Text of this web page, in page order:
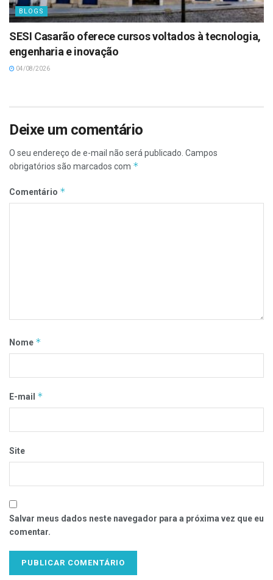
BLOGS
SESI Casarão oferece cursos voltados à tecnologia,
engenharia e inovação
04/08/2026
Deixe um comentário
O seu endereço de e-mail não será publicado. Campos
obrigatórios são marcados com *
Comentário *
Nome *
E-mail *
Site
Salvar meus dados neste navegador para a próxima vez que eu
comentar.